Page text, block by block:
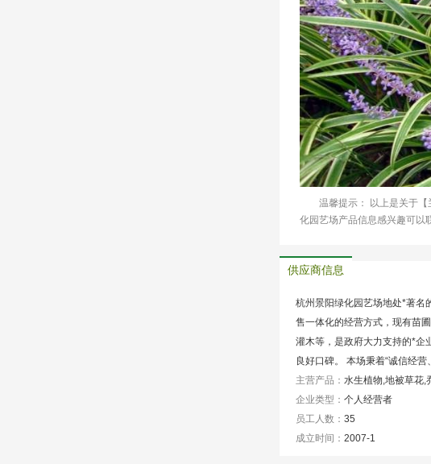
温馨提示： 以上是关于
化园艺场产品信息感兴趣可以
供应商信息
杭州景阳绿化园艺场地处*著名
售一体化的经营方式，现有苗
灌木等，是政府大力支持的*企
良好口碑。 本场秉着“诚信经
主营产品： 水生植物,地被草花,
企业类型： 个人经营者
员工人数： 35
成立时间： 2007-1